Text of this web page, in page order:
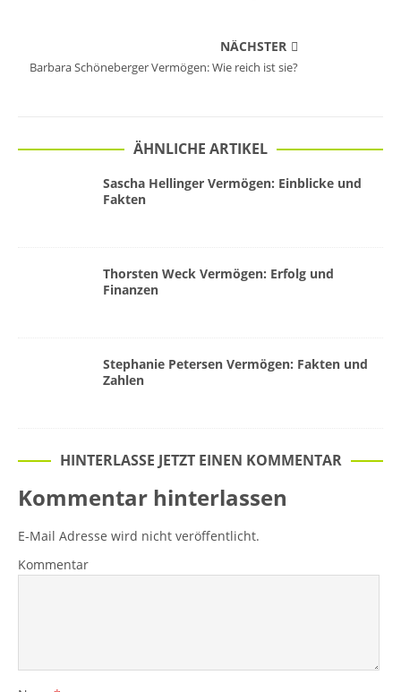
NÄCHSTER
Barbara Schöneberger Vermögen: Wie reich ist sie?
ÄHNLICHE ARTIKEL
Sascha Hellinger Vermögen: Einblicke und
Fakten
Thorsten Weck Vermögen: Erfolg und
Finanzen
Stephanie Petersen Vermögen: Fakten und
Zahlen
HINTERLASSE JETZT EINEN KOMMENTAR
Kommentar hinterlassen
E-Mail Adresse wird nicht veröffentlicht.
Kommentar